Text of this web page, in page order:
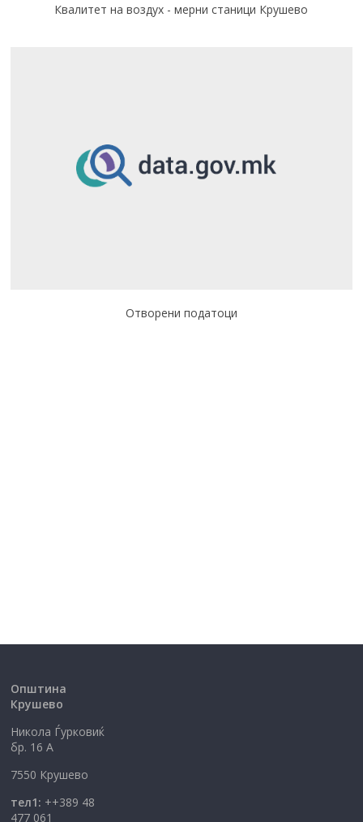
Квалитет на воздух - мерни станици Крушево
Отворени податоци
Општина
Крушево
Никола Ѓурковиќ
бр. 16 А
7550 Крушево
тел1: ++389 48
477 061